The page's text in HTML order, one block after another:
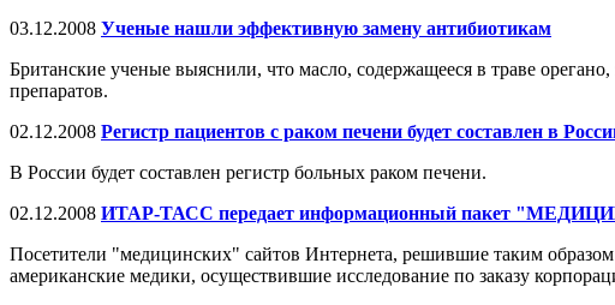
03.12.2008 Ученые нашли эффективную замену антибиотикам
Британские ученые выяснили, что масло, содержащееся в траве
препаратов.
02.12.2008 Регистр пациентов с раком печени будет составлен в
В России будет составлен регистр больных раком печени.
02.12.2008 ИТАР-ТАСС передает информационный пакет
Посетители "медицинских" сайтов Интернета, решившие таким
американские медики, осуществившие исследование по заказу